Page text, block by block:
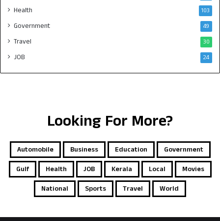
Health 103
Government 49
Travel 30
JOB 24
Looking For More?
Automobile Business Education
Government
Gulf
Health JOB Kerala Local
Movies
National
Sports Travel World